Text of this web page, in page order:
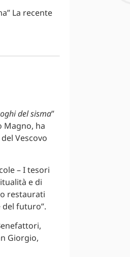
La recente
del sisma”
Magno, ha
Vescovo
– I tesori
e di
restaurati
futuro”.
Giorgio,